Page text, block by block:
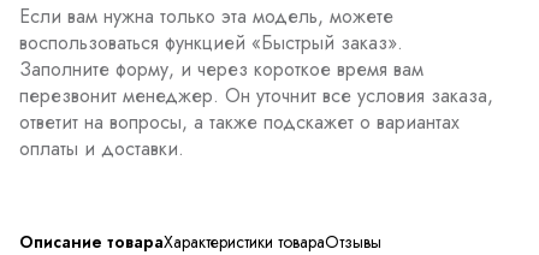
Если вам нужна только эта модель, можете
воспользоваться функцией «Быстрый заказ».
Заполните форму, и через короткое время вам
перезвонит менеджер. Он уточнит все условия заказа,
ответит на вопросы, а также подскажет о вариантах
оплаты и доставки.
Описание товараХарактеристики товараОтзывы